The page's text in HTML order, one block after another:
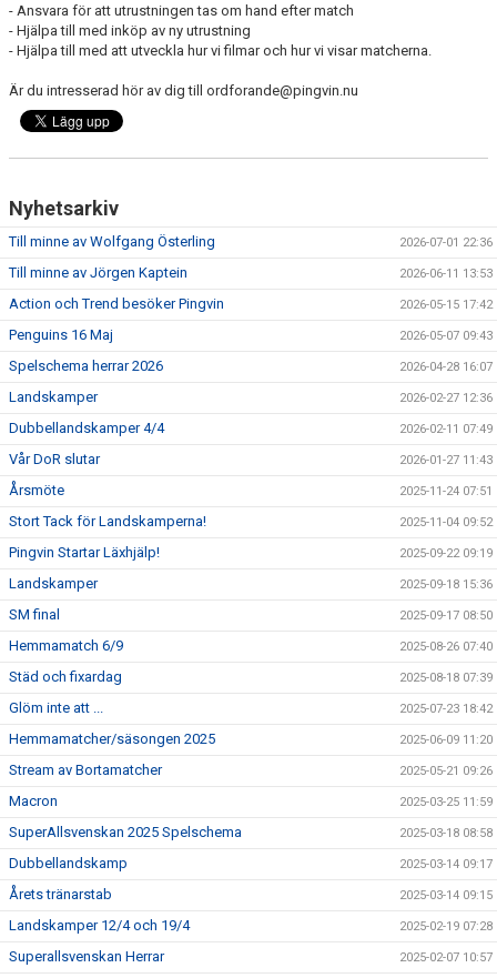
WEBSHOP
ANTIDOPING
LIU GYMNASIUM-RUGBY
- Ansvara för att utrustningen tas om hand efter match
- Hjälpa till med inköp av ny utrustning
- Hjälpa till med att utveckla hur vi filmar och hur vi visar matcherna.
Är du intresserad hör av dig till ordforande@pingvin.nu
Nyhetsarkiv
Till minne av Wolfgang Österling 2026-07-01 22:36
Till minne av Jörgen Kaptein 2026-06-11 13:53
Action och Trend besöker Pingvin 2026-05-15 17:42
Penguins 16 Maj 2026-05-07 09:43
Spelschema herrar 2026 2026-04-28 16:07
Landskamper 2026-02-27 12:36
Dubbellandskamper 4/4 2026-02-11 07:49
Vår DoR slutar 2026-01-27 11:43
Årsmöte 2025-11-24 07:51
Stort Tack för Landskamperna! 2025-11-04 09:52
Pingvin Startar Läxhjälp! 2025-09-22 09:19
Landskamper 2025-09-18 15:36
SM final 2025-09-17 08:50
Hemmamatch 6/9 2025-08-26 07:40
Städ och fixardag 2025-08-18 07:39
Glöm inte att ... 2025-07-23 18:42
Hemmamatcher/säsongen 2025 2025-06-09 11:20
Stream av Bortamatcher 2025-05-21 09:26
Macron 2025-03-25 11:59
SuperAllsvenskan 2025 Spelschema 2025-03-18 08:58
Dubbellandskamp 2025-03-14 09:17
Årets tränarstab 2025-03-14 09:15
Landskamper 12/4 och 19/4 2025-02-19 07:28
Superallsvenskan Herrar 2025-02-07 10:57